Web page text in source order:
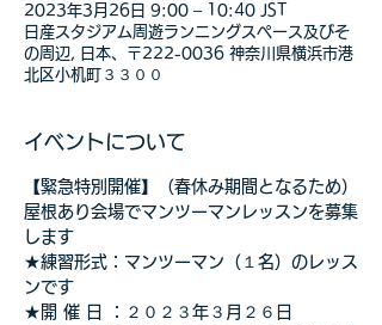
2023年3月26日 9:00 – 10:40 JST
日産スタジアム周遊ランニングスペース及びそ
の周辺, 日本、〒222-0036 神奈川県横浜市港
北区小机町３３００
イベントについて
【緊急特別開催】（春休み期間となるため）
屋根あり会場でマンツーマンレッスンを募集
します
★練習形式：マンツーマン（１名）のレッス
ンです
★開 催 日 ：２０２３年３月２６日